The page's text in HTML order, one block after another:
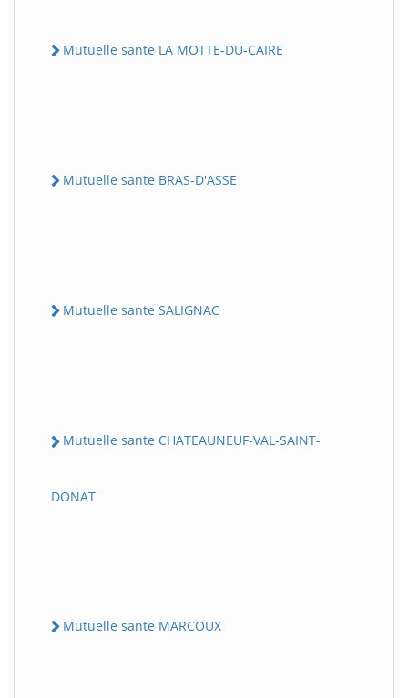
Mutuelle sante LA MOTTE-DU-CAIRE
Mutuelle sante BRAS-D'ASSE
Mutuelle sante SALIGNAC
Mutuelle sante CHATEAUNEUF-VAL-SAINT-
DONAT
Mutuelle sante MARCOUX